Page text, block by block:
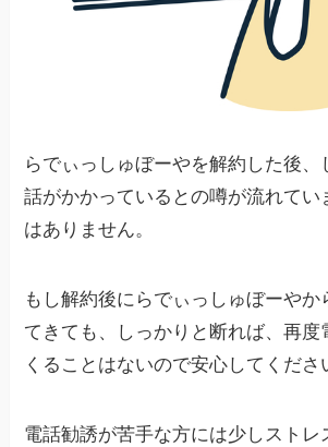
らでぃっしゅぼーやを解約した後、
話がかかっているとの噂が流れてい
はありません。
もし解約後にらでぃっしゅぼーやか
てきても、しっかりと断れば、再度
くることはないので安心してくださ
電話勧誘が苦手な方には少しストレ